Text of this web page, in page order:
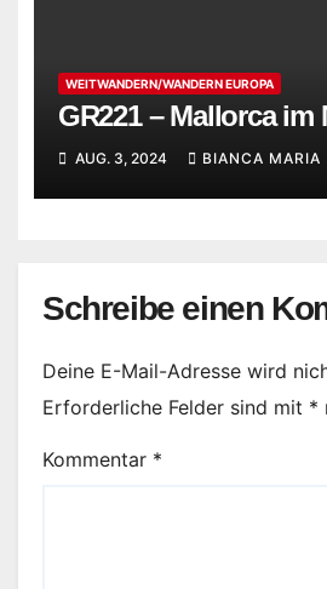
WEITWANDERN/WANDERN EUROPA
GR221 – Mallorca im
AUG. 3, 2024 BIANCA MARIA
Schreibe einen
Deine E-Mail-Adresse wird
Erforderliche Felder sind mit *
Kommentar *